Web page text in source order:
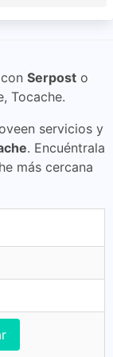
con Serpost o
Tocache.
servicios y
. Encuéntrala
más cercana